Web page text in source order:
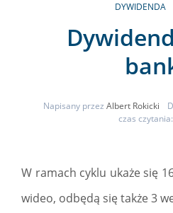
DYWIDENDA
Napisany przez Albert Rokicki
czas
W ramach cyklu ukaże się
wideo, odbędą się także 3